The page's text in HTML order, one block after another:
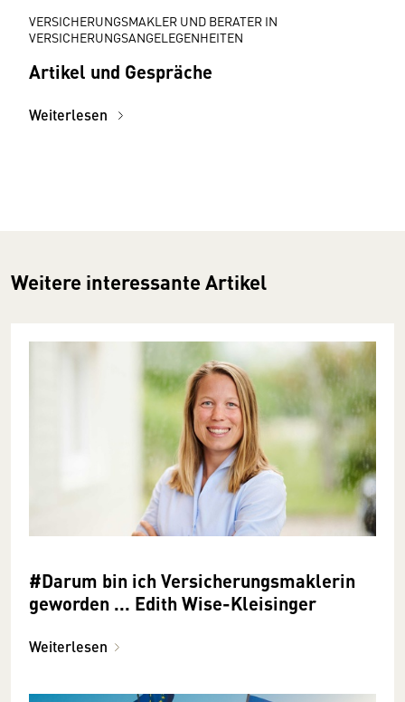
VERSICHERUNGSMAKLER UND BERATER IN
VERSICHERUNGSANGELEGENHEITEN
Artikel und Gespräche
Weiterlesen
Weitere interessante Artikel
#Darum bin ich Versicherungsmaklerin
geworden ... Edith Wise-Kleisinger
Weiterlesen